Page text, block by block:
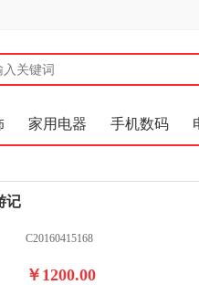
家用电器 手机数码
记
C20160415168
￥1200.00